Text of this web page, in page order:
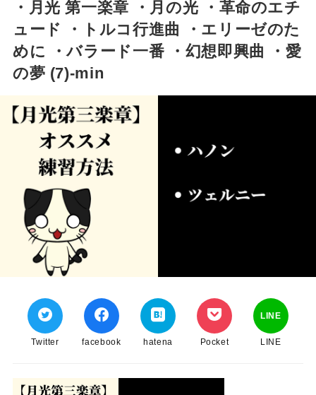
・月光 第一楽章 ・月の光 ・革命のエチ
ュード ・トルコ行進曲 ・エリーゼのた
めに ・バラード一番 ・幻想即興曲 ・愛
の夢 (7)-min
Twitter facebook hatena Pocket
LINE
LINE